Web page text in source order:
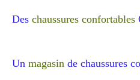
Des chaussures confortables
Un magasin de chaussures